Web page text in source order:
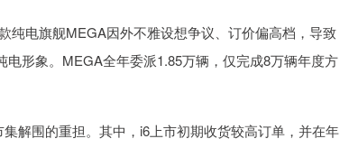
纯电旗舰MEGA因外不雅设想争议、订价偏高档，导致
形象。MEGA全年委派1.85万辆，仅完成8万辆年度方
解围的重担。其中，i6上市初期收货较高订单，并在年